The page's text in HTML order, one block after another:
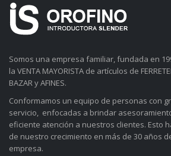
Somos una empresa familiar, fundada en
la VENTA MAYORISTA de artículos de
BAZAR y AFINES.
Conformamos un equipo de personas con
servicio, enfocadas a brindar
eficiente atención a nuestros clientes. Esto
de nuestro crecimiento en más de 30 años
empresa.